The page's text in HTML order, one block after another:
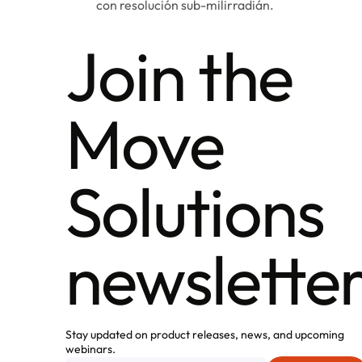
con resolución sub-milirradián.
Join the
Move
Solutions
Stay updated on product releases, news, and upcoming
webinars.